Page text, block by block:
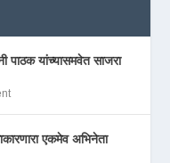
पाठक यांच्यासमवेत साजरा
एकमेव अभिनेता